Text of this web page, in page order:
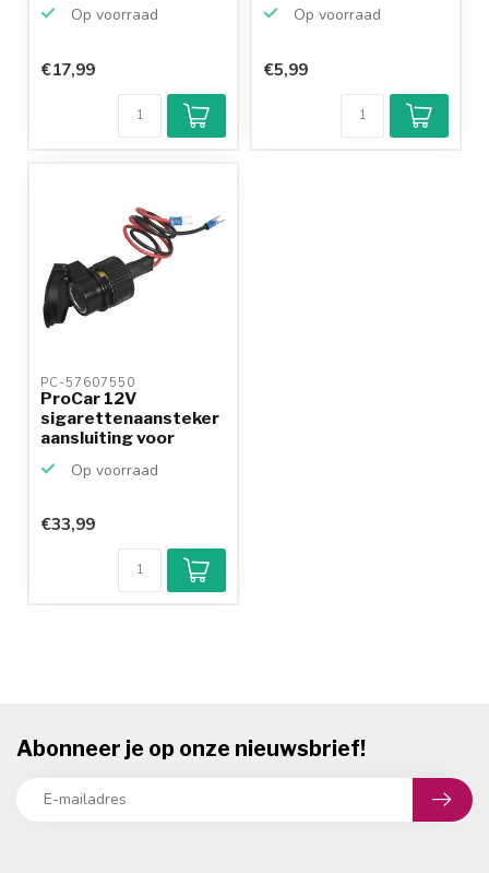
Op voorraad
€17,99
Op voorraad
€5,99
PC-57607550
ProCar 12V
sigarettenaansteker
aansluiting voor
Op voorraad
€33,99
Abonneer je op onze nieuwsbrief!